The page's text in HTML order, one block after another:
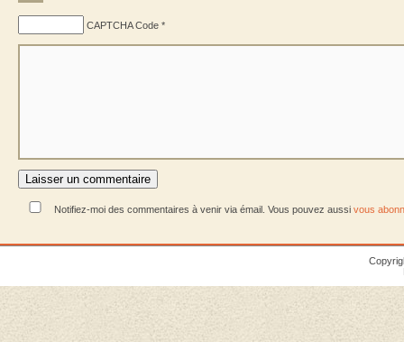
CAPTCHA Code *
Notifiez-moi des commentaires à venir via émail. Vous pouvez aussi vous